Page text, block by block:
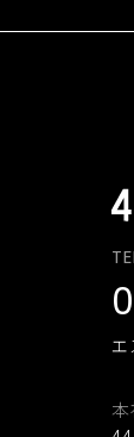
エ